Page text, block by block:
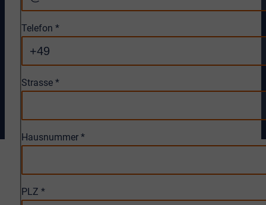
Telefon *
Strasse *
Hausnummer *
PLZ *